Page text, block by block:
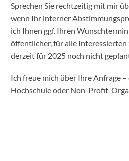
Sprechen Sie rechtzeitig mit mir
wenn Ihr interner
ich Ihnen ggf. Ihren
öffentlicher, für alle
derzeit für 2025 noch nicht
Ich freue mich über Ihre Anfrage
Hochschule oder Non-Profit-